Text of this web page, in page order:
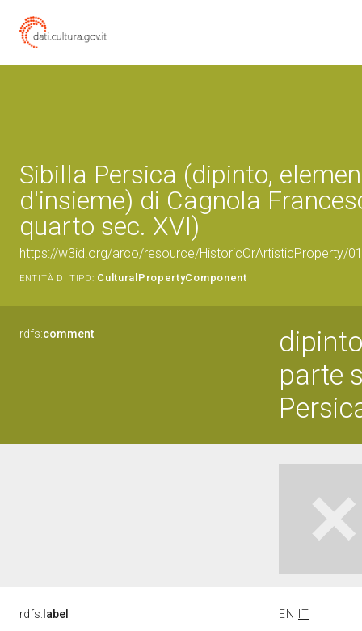
Sibilla Persica (dipinto,
d'insieme) di Cagnola
quarto sec. XVI)
https://w3id.org/arco/resource/HistoricOrArtisticProperty/
ENTITÀ DI TIPO: CulturalPropertyComponent
rdfs:comment
parte
rdfs: label EN IT